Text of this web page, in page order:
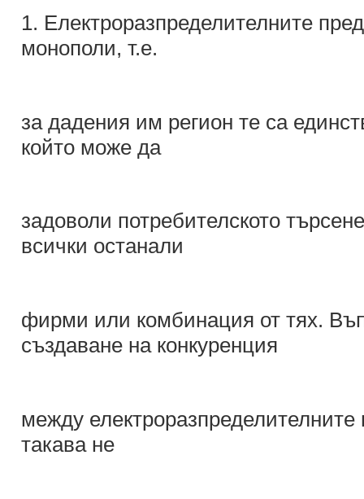
1. Електроразпределителните
монополи, т.е.
за дадения им регион те са
който може да
задоволи потребителското
всички останали
фирми или комбинация от тях.
създаване на конкуренция
между
такава не